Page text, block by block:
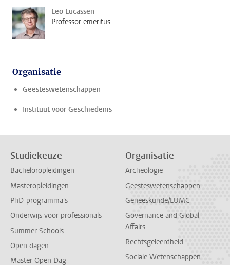
Leo Lucassen
Professor emeritus
Organisatie
Geesteswetenschappen
Instituut voor Geschiedenis
Studiekeuze
Bacheloropleidingen
Masteropleidingen
PhD-programma's
Onderwijs voor professionals
Summer Schools
Open dagen
Master Open Dag
Organisatie
Archeologie
Geesteswetenschappen
Geneeskunde/LUMC
Governance and Global
Affairs
Rechtsgeleerdheid
Sociale Wetenschappen